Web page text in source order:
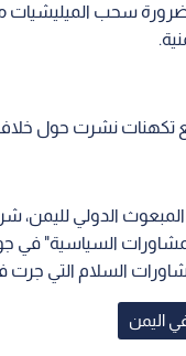
سحب الميليشيات
تكهنات نشرت حول خلاف
الدولي لليمن،
السياسية" في
السلام التي جرت
اليمن